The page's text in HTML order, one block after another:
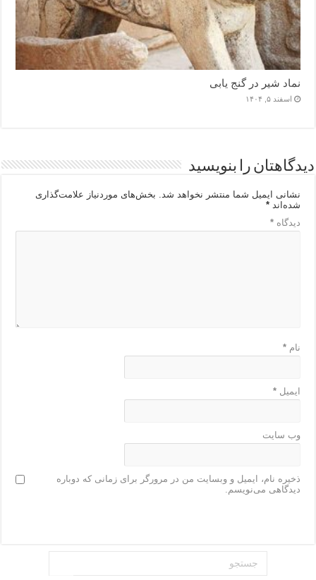
نماد شیر در گنج یابی
اسفند ۵, ۱۴۰۴
دیدگاهتان را بنویسید
نشانی ایمیل شما منتشر نخواهد شد.
بخش‌های موردنیاز علامت‌گذاری
شده‌اند*
دیدگاه*
نام*
ایمیل*
وب‌ سایت
ذخیره نام، ایمیل و وبسایت من در مرورگر برای زمانی که دوباره
دیدگاهی می‌نویسم.